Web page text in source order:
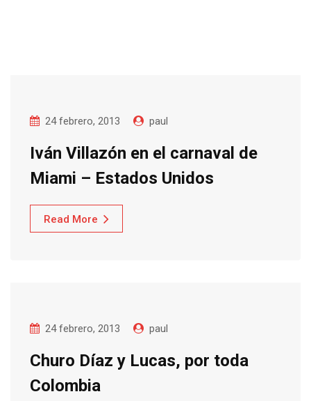
24 febrero, 2013 paul
Iván Villazón en el carnaval de
Miami – Estados Unidos
Read More
24 febrero, 2013 paul
Churo Díaz y Lucas, por toda